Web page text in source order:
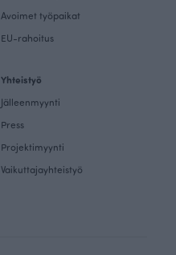
Avoimet työpaikat
EU-rahoitus
Yhteistyö
Jälleenmyynti
Press
Projektimyynti
Vaikuttajayhteistyö